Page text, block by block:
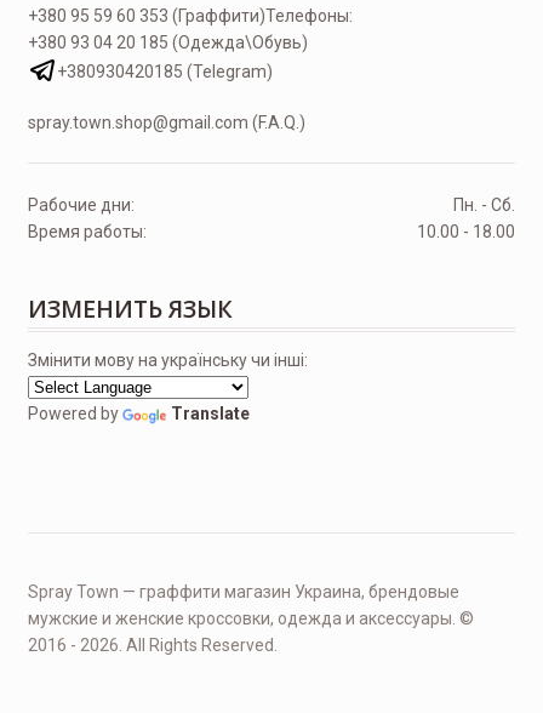
Телефоны:
+380 95 59 60 353 (Граффити)
+380 93 04 20 185 (Одежда\Обувь)
+380930420185 (Telegram)
spray.town.shop@gmail.com (F.A.Q.)
Рабочие дни:
Пн. - Сб.
Время работы:
10.00 - 18.00
ИЗМЕНИТЬ ЯЗЫК
Змінити мову на українську чи інші:
Powered by Translate
Spray Town — граффити магазин Украина, брендовые
мужские и женские кроссовки, одежда и аксессуары. ©
2016 - 2026. All Rights Reserved.